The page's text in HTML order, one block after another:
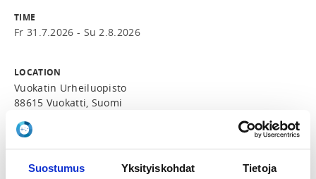
Suostumus Yksityiskohdat Tietoja
TIME
Fr 31.7.2026 - Su 2.8.2026
LOCATION
Vuokatin Urheiluopisto
88615 Vuokatti, Suomi
Sotkamo